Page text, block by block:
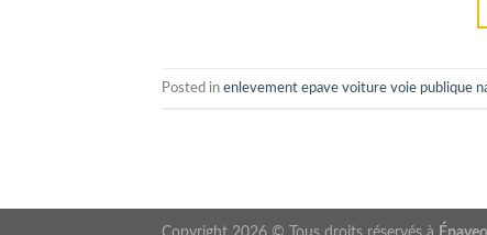
Posted in enlevement epave voiture voie publique